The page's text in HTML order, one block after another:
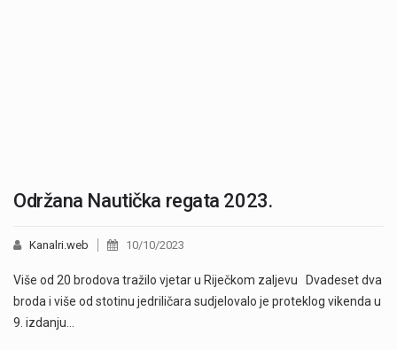
Održana Nautička regata 2023.
Kanalri.web 10/10/2023
Više od 20 brodova tražilo vjetar u Riječkom zaljevu Dvadeset dva
broda i više od stotinu jedriličara sudjelovalo je proteklog vikenda u
9. izdanju…